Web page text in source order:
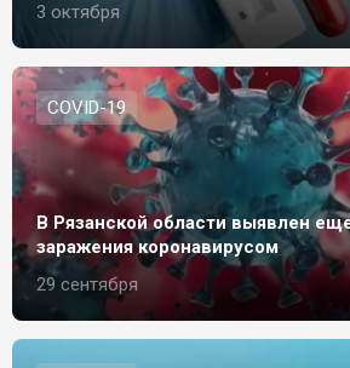
3 октября
СOVID-19
В Рязанской области выявлен
заражения коронавирусом
29 сентября